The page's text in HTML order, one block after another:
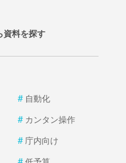
資料を探す
＃ 自動化
＃ カンタン操作
＃ 庁内向け